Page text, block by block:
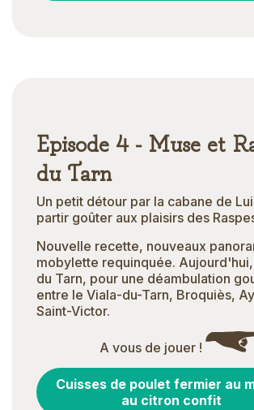
Episode 4 - Muse et
du Tarn
Un petit détour par la cabane de
partir goûter aux plaisirs des
Nouvelle recette, nouveaux
mobylette requinquée.
du Tarn, pour une déambulation
entre le Viala-du-Tarn, Broquiès,
Saint-Victor.
A vous de jouer !
Cuisses de poulet fermier au
au citron confit